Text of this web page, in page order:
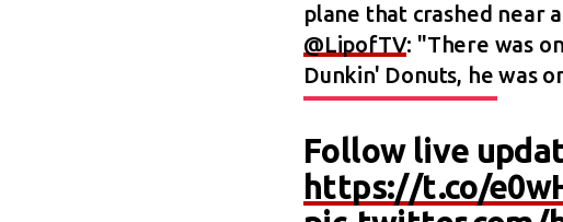
plane that crashed near
@LipofTV: "There was
Dunkin' Donuts, he was
Follow live
https://t.co/